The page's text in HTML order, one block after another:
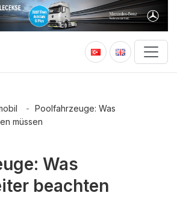
- Poolfahrzeuge: Was
müssen
Was
beachten